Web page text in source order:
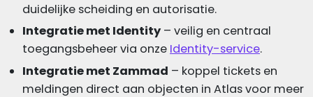
duidelijke scheiding en autorisatie.
Integratie met Identity– veilig en centraal
toegangsbeheer via onze Identity-service.
Integratie met Zammad – koppel tickets en
meldingen direct aan objecten in Atlas voor meer